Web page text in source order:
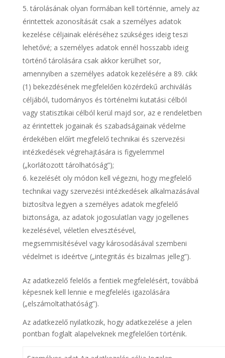
tárolásának olyan formában kell történnie, amely az
érintettek azonosítását csak a személyes adatok
kezelése céljainak eléréséhez szükséges ideig teszi
lehetővé; a személyes adatok ennél hosszabb ideig
történő tárolására csak akkor kerülhet sor,
amennyiben a személyes adatok kezelésére a 89. cikk
(1) bekezdésének megfelelően közérdekű archiválás
céljából, tudományos és történelmi kutatási célból
vagy statisztikai célból kerül majd sor, az e rendeletben
az érintettek jogainak és szabadságainak védelme
érdekében előírt megfelelő technikai és szervezési
intézkedések végrehajtására is figyelemmel
(„korlátozott tárolhatóság”);
kezelését oly módon kell végezni, hogy megfelelő
technikai vagy szervezési intézkedések alkalmazásával
biztosítva legyen a személyes adatok megfelelő
biztonsága, az adatok jogosulatlan vagy jogellenes
kezelésével, véletlen elvesztésével,
megsemmisítésével vagy károsodásával szembeni
védelmet is ideértve („integritás és bizalmas jelleg”).
Az adatkezelő felelős a fentiek megfelelésért, továbbá
képesnek kell lennie e megfelelés igazolására
(„elszámoltathatóság”).
Az adatkezelő nyilatkozik, hogy adatkezelése a jelen
pontban foglalt alapelveknek megfelelően történik.